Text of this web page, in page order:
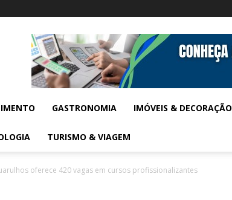
GASTRONOMIA IMÓVEIS & DECORAÇÃO
TURISMO & VIAGEM
oferece 420 vagas em cursos profissionalizantes